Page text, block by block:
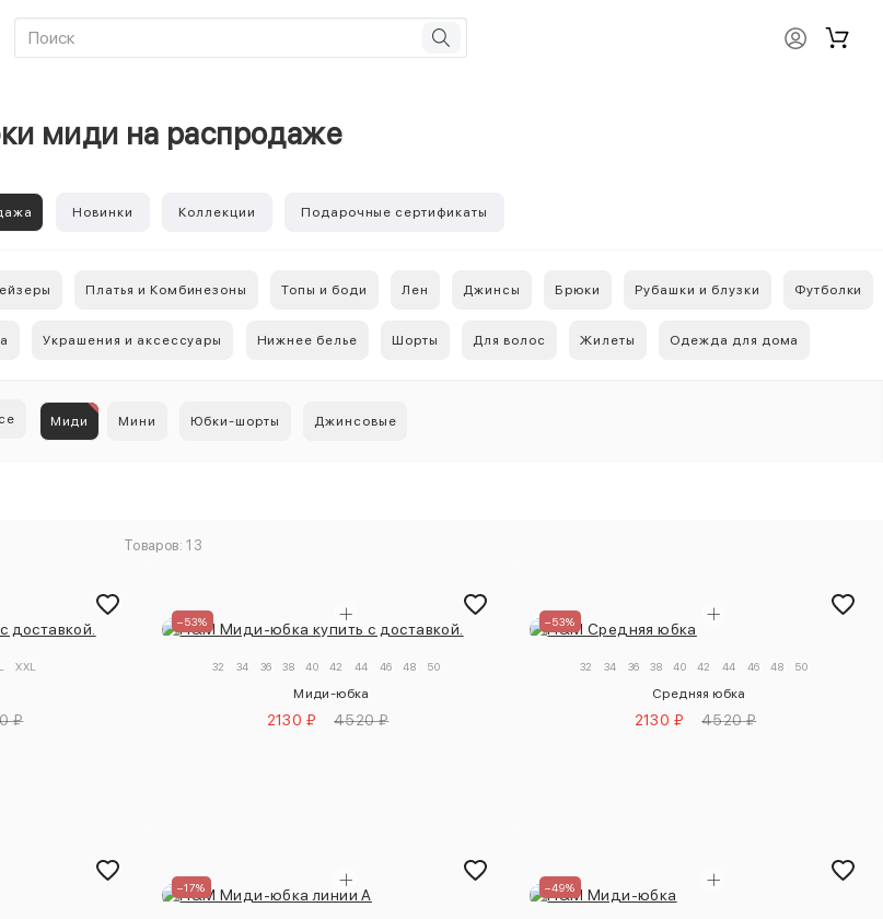
миди на распродаже
Новинки Коллекции Подарочные сертификаты
Платья и Комбинезоны Топы и боди Лен Джинсы Брюки Рубашки и блузки Футболки
Украшения и аксессуары Нижнее белье Шорты Для волос Жилеты Одежда для дома
Миди Мини Юбки-шорты Джинсовые
Товаров: 13
XXL
₽
–53%
32 34 36 38 40 42 44 46 48 50
Миди-юбка
2130 ₽ 4520 ₽
–53%
32 34 36 38 40 42 44 46 48 50
Средняя юбка
2130 ₽ 4520 ₽
–17% –49%